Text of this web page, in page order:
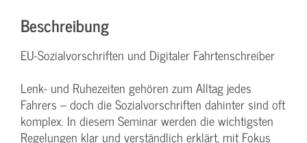
Beschreibung
EU-Sozialvorschriften und Digitaler Fahrtenschreiber
Lenk- und Ruhezeiten gehören zum Alltag jedes
Fahrers – doch die Sozialvorschriften dahinter sind oft
komplex. In diesem Seminar werden die wichtigsten
Regelungen klar und verständlich erklärt, mit Fokus